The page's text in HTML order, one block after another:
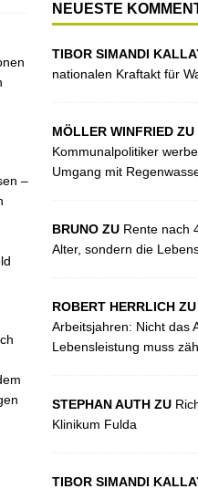
–
NEUESTE
TIBOR SIMANDI
nationalen Kraftakt für
MÖLLER WINFRIED ZU
Kommunalpolitiker
Umgang mit
BRUNO ZU Rente nach
Alter, sondern die
ROBERT HERRLICH ZU
Arbeitsjahren: Nicht das
Lebensleistung muss
STEPHAN AUTH ZU
Klinikum Fulda
TIBOR SIMANDI